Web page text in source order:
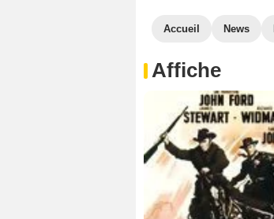
Accueil News
Affiche